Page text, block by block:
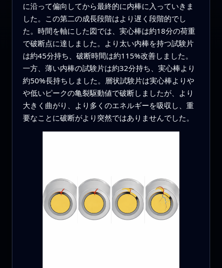
に沿って偏向してから最終的に内棒に入っていきま
した。この第二の成長段階はより遅く段階的でし
た。時間を軸にした図では、実心棒は約18分の荷重
で破断点に達しました。より太い内棒を持つ試験片
は約45分持ち、破断時間は約115%改善しました。
一方、薄い内棒の試験片は約32分持ち、実心棒より
約50%長持ちしました。層状試験片は実心棒よりや
や低いピークの亀裂駆動値で破断しましたが、より
大きく曲がり、より多くのエネルギーを吸収し、重
要なことに破断がより突然ではありませんでした。